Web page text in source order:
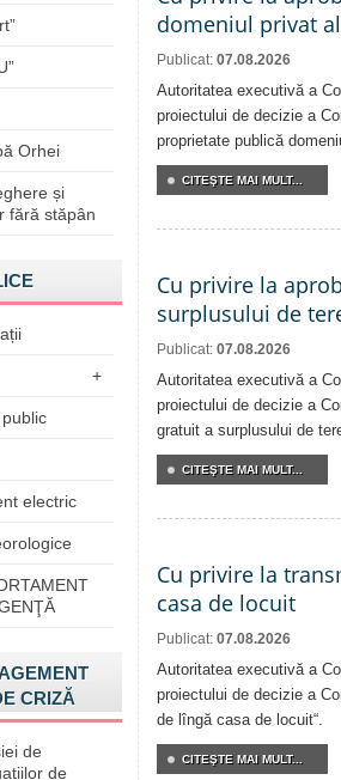
Orhei
și
fără stăpân
+
electric
CRIZĂ
de
de
domeniul privat
Publicat: 07.08.2026
Autoritatea executivă a
proiectului de decizie a
proprietate publică
CITEŞTE MAI MULT...
Cu privire la
surplusului de
Publicat: 07.08.2026
Autoritatea executivă a
proiectului de decizie a
gratuit a surplusului de
CITEŞTE MAI MULT...
Cu privire la
casa de locuit
Publicat: 07.08.2026
Autoritatea executivă a
proiectului de decizie a
de lîngă casa de locuit“.
CITEŞTE MAI MULT...